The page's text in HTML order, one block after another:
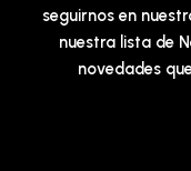
seguirnos en
nuestra lista de
novedades